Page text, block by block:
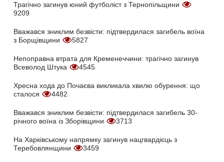
Трагічно загинув юний футболіст з Тернопільщини
9209
Вважався зниклим безвісти: підтвердилася загибель воїна
з Борщівщини
5827
Непоправна втрата для Кременеччини: трагічно загинув
Всеволод Штука
4545
Хресна хода до Почаєва викликала хвилю обурення: що
сталося
4482
Вважався зниклим безвісти: підтвердилася загибель 30-
річного воїна із Зборівщини
3713
На Харківському напрямку загинув нацгвардієць з
Теребовлянщини
3459